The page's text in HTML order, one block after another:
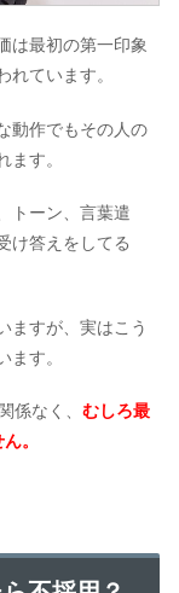
は最初の第一印象
ています。
動作でもその人の
す。
トーン、言葉遣
け答えをしてる
ますが、実はこう
す。
係なく、 むしろ最
。